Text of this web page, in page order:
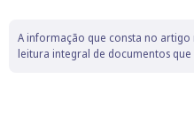
A informação que consta no
leitura integral de documentos